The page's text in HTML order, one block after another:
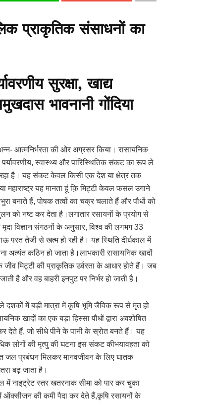
प्राकृतिक संसाधनों का
सुरक्षा, खाद्य
भावनानी गोंदिया
आत्मनिर्भरता की ओर अग्रसर किया। रासायनिक
स्वास्थ्य और पारिस्थितिक संकट का रूप ले
रहा है। यह संकट केवल किसी एक देश या क्षेत्र तक
महाराष्ट्र यह मानता हूं क़ि मिट्टी केवल फसल उगाने
बनाते हैं, पोषक तत्वों का चक्र चलाते हैं और पौधों को
को नष्ट कर देता है।लगातार रसायनों के प्रयोग से
विज्ञान संगठनों के अनुसार, विश्व की लगभग 33
परत तेजी से खत्म हो रही है। यह स्थिति दीर्घकाल में
अत्यंत कठिन हो जाता है।लाभकारी रासायनिक खादों
मिट्टी की प्राकृतिक उर्वरता के आधार होते हैं। जब
है और वह बाहरी इनपुट पर निर्भर हो जाती है।
दशकों में बड़ी मात्रा में कृषि भूमि जैविक रूप से मृत हो
खादों का एक बड़ा हिस्सा पौधों द्वारा अवशोषित
देते हैं, जो सीधे पीने के पानी के स्रोत बनते हैं। यह
लोगों की मृत्यु की घटना इस संकट कीभयावहता को
जल प्रबंधन मिलकर मानवजीवन के लिए घातक
बढ़ जाता है।
नाइट्रेट स्तर खतरनाक सीमा को पार कर चुका
ऑक्सीजन की कमी पैदा कर देते हैं,कृषि रसायनों के